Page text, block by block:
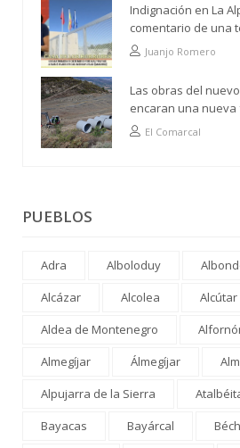
Indignación en La
comentario de una
alusión al
Juanjo Romero
Las obras del
encaran una nueva
El Comarcal
PUEBLOS
Adra Alboloduy
Alcázar
Alcolea
Alcútar
Aldea de Montenegro
Almegíjar
Álmegíjar
Alpujarra de la Sierra
Bayacas
Bayárcal